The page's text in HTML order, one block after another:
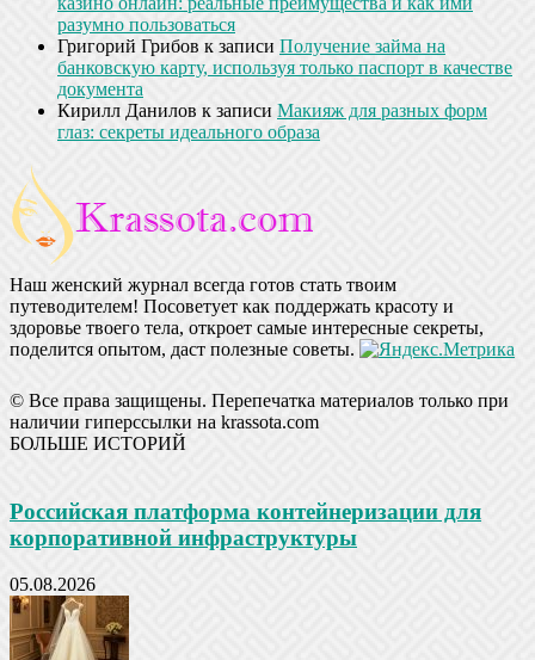
разумно пользоваться
Григорий Грибов к записи Получение займа на
банковскую карту, используя только паспорт в качестве
документа
Кирилл Данилов к записи Макияж для разных форм
глаз: секреты идеального образа
Наш женский журнал всегда готов стать твоим
путеводителем! Посоветует как поддержать красоту и
здоровье твоего тела, откроет самые интересные секреты,
поделится опытом, даст полезные советы.
© Все права защищены. Перепечатка материалов только при
наличии гиперссылки на krassota.com
БОЛЬШЕ ИСТОРИЙ
Российская платформа контейнеризации для
корпоративной инфраструктуры
05.08.2026